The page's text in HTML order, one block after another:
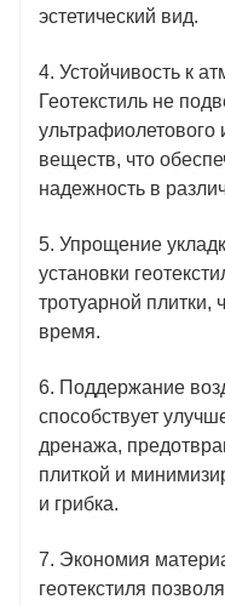
эстетический вид.
4. Устойчивость к
Геотекстиль не
ультрафиолетового
веществ, что
надежность в
5. Упрощение
установки
тротуарной плитки,
время.
6. Поддержание
способствует
дренажа,
плиткой и
и грибка.
7. Экономия
геотекстиля